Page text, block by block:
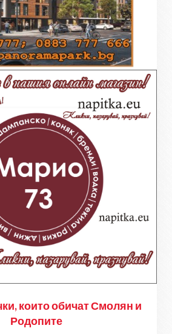
които обичат Смолян и
Родопите